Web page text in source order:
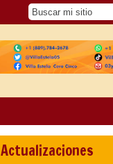
Actualizaciones